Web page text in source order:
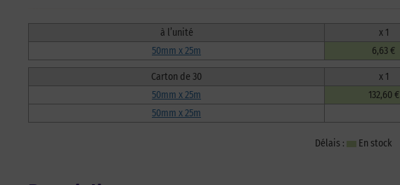
à l’unité x 1
50mm x 25m
6,63 €
Carton de 30 x 1
50mm x 25m
132,60 €
50mm x 25m
Délais : En stock